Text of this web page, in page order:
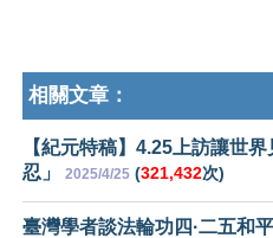
相關文章：
【紀元特稿】4.25上訪讓世
忍」
2025/4/25 (321,432次)
臺灣學者談法輪功四·二五和